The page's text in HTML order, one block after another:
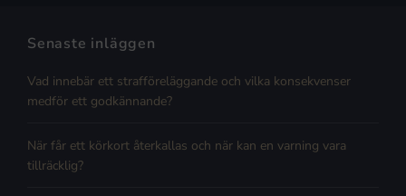
Senaste inläggen
Vad innebär ett strafföreläggande och vilka konsekvenser
medför ett godkännande?
När får ett körkort återkallas och när kan en varning vara
tillräcklig?